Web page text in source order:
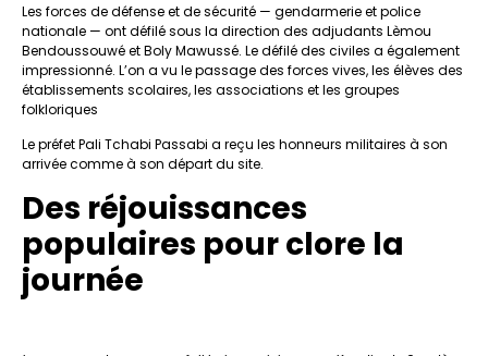
Les forces de défense et de sécurité — gendarmerie et police
nationale — ont défilé sous la direction des adjudants Lèmou
Bendoussouwé et Boly Mawussé. Le défilé des civiles a également
impressionné. L’on a vu le passage des forces vives, les élèves des
établissements scolaires, les associations et les groupes
folkloriques
Le préfet Pali Tchabi Passabi a reçu les honneurs militaires à son
arrivée comme à son départ du site.
Des réjouissances
populaires pour clore la
journée